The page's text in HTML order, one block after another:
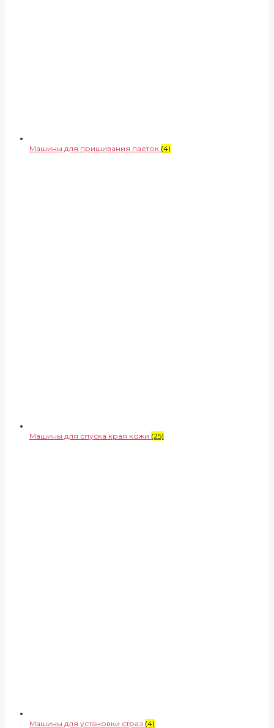
Машины для пришивания паеток (4)
Машины для спуска края кожи (25)
Машины для установки страз (4)